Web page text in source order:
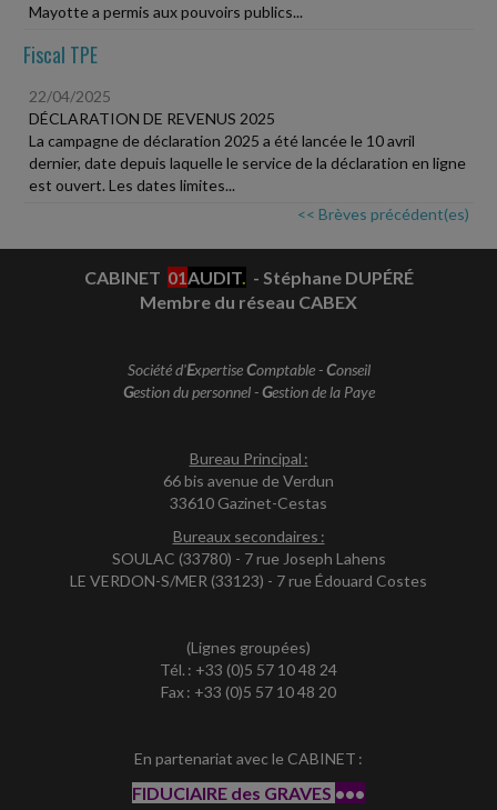
Mayotte a permis aux pouvoirs publics...
Fiscal TPE
22/04/2025
DÉCLARATION DE REVENUS 2025
La campagne de déclaration 2025 a été lancée le 10 avril
dernier, date depuis laquelle le service de la déclaration en ligne
est ouvert. Les dates limites...
<< Brèves précédent(es)
CABINET 01 AUDIT. - Stéphane DUPÉRÉ
Membre du réseau CABEX
Société d'ExpertiseComptable -Conseil
Gestion du personnel -Gestion de la Paye
Bureau Principal :
66 bis avenue de Verdun
33610 Gazinet-Cestas
Bureaux secondaires :
SOULAC (33780) - 7 rue Joseph Lahens
LE VERDON-S/MER (33123) - 7 rue Édouard Costes
(Lignes groupées)
Tél. : +33 (0)5 57 10 48 24
Fax : +33 (0)5 57 10 48 20
En partenariat avec le CABINET :
FIDUCIAIRE des GRAVES •••